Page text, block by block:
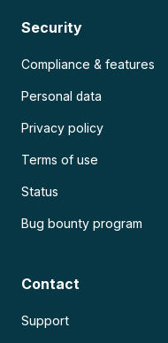
Security
Compliance & features
Personal data
Privacy policy
Terms of use
Status
Bug bounty program
Contact
Support